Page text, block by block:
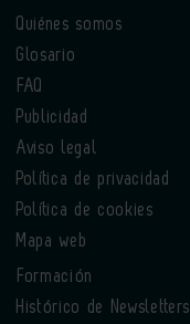
Quiénes somos
Glosario
FAQ
Publicidad
Aviso legal
Política de privacidad
Política de cookies
Mapa web
Formación
Histórico de Newsletters